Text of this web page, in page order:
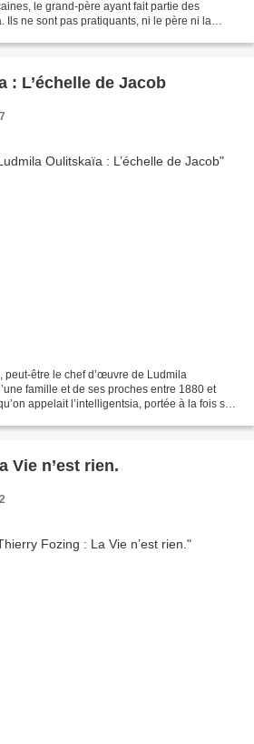
le grand-père ayant fait partie des
Ils ne sont pas pratiquants, ni le père ni la
: L’échelle de Jacob
peut-être le chef d’œuvre de Ludmila
famille et de ses proches entre 1880 et
appelait l’intelligentsia, portée à la fois sur
Vie n’est rien.